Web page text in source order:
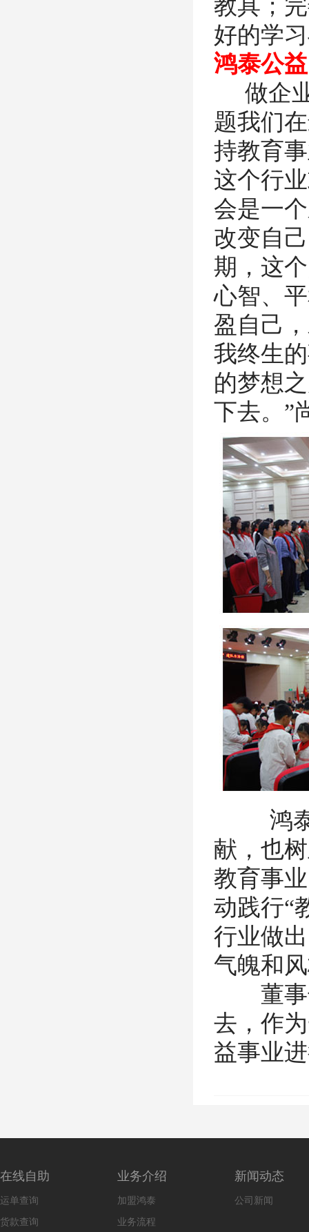
教具；
好的学
鸿泰公
做企业
题我们
持教育
这个行
会是一
改变自
期，这
心智、
盈自己
我终生
的梦想
下去。”
鸿泰
献，也
教育事
动践行“
行业做
气魄和
董事长
去，作
益事业
在线自助
运单查询
货款查询
业务介绍
加盟鸿泰
业务流程
新闻动态
公司新闻